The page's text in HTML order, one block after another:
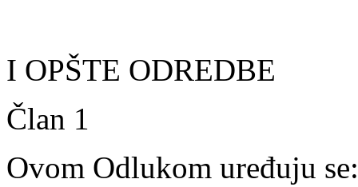
I OPŠTE ODREDBE
Član 1
Ovom Odlukom uređuju